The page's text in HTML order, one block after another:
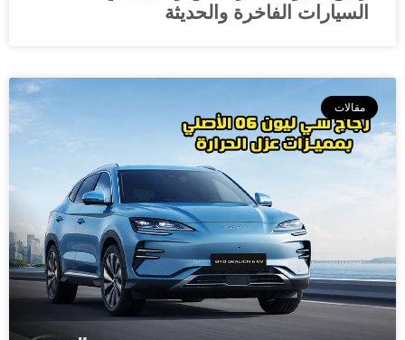
السيارات الفاخرة والحديثة
مقالات